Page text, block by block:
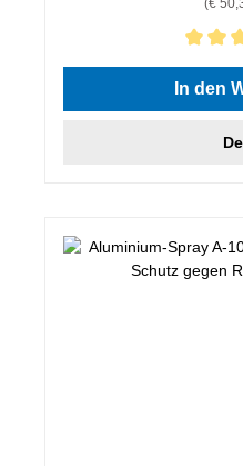
(€
Durchschnittliche
In den